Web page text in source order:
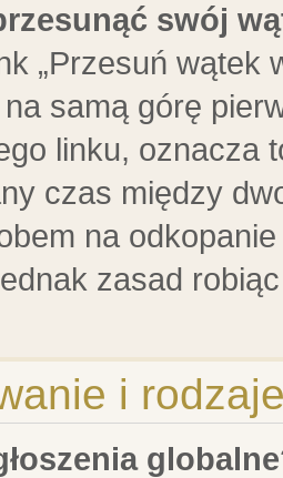
swój
„Przesuń wątek
samą górę
linku, oznacza
czas między
na
zasad
i